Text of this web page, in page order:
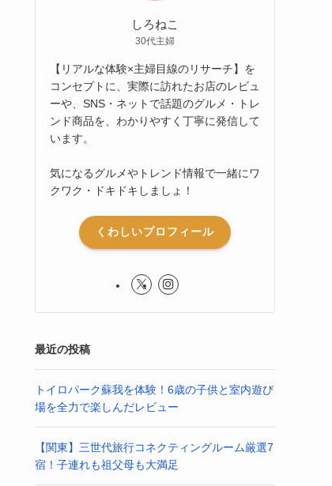
しろねこ
30代主婦
【リアルな体験×主婦目線のリサーチ】を
コンセプトに、実際に訪れたお店のレビュ
ーや、SNS・ネットで話題のグルメ・トレ
ンド商品を、わかりやすく丁寧に発信して
います。
気になるグルメやトレンド情報で一緒にワ
クワク・ドキドキしましょ！
くわしいプロフィール
最近の投稿
トイロパーク蘇我を体験！6歳の子供と室内遊び
場を全力で楽しんだレビュー
【関東】三世代旅行コネクティングルーム厳選7
宿！子連れも祖父母も大満足